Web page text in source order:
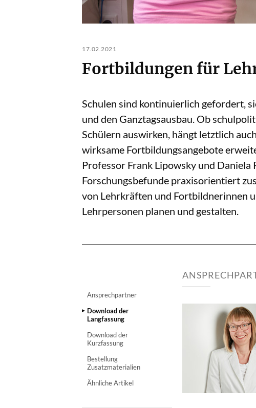
17.02.2021
Fortbildungen für
Schulen sind kontinuierlich gefordert,
und den Ganztagsausbau. Ob
Schülern auswirken, hängt letztlich
wirksame Fortbildungsangebote
Professor Frank Lipowsky und
Forschungsbefunde praxisorientiert
von Lehrkräften und Fortbildnerinnen
Lehrpersonen planen und gestalten.
Ansprechpartner
Download der
Langfassung
Download der
Kurzfassung
Bestellung
Zusatzmaterialien
Ähnliche Artikel